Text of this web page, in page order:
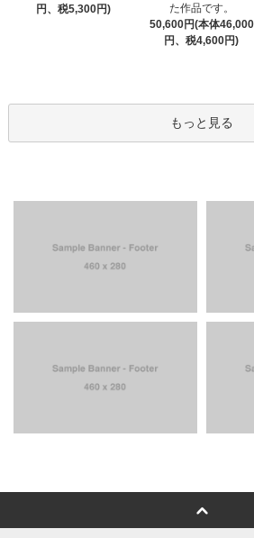
円、税5,300円)
た作品です。
50,600円(本体46,000
円、税4,600円)
もっと見る